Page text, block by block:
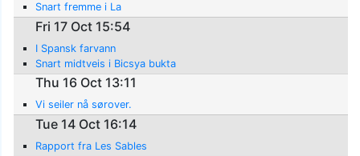
Snart fremme i La
Fri 17 Oct 15:54
I Spansk farvann
Snart midtveis i Bicsya bukta
Thu 16 Oct 13:11
Vi seiler nå sørover.
Tue 14 Oct 16:14
Rapport fra Les Sables